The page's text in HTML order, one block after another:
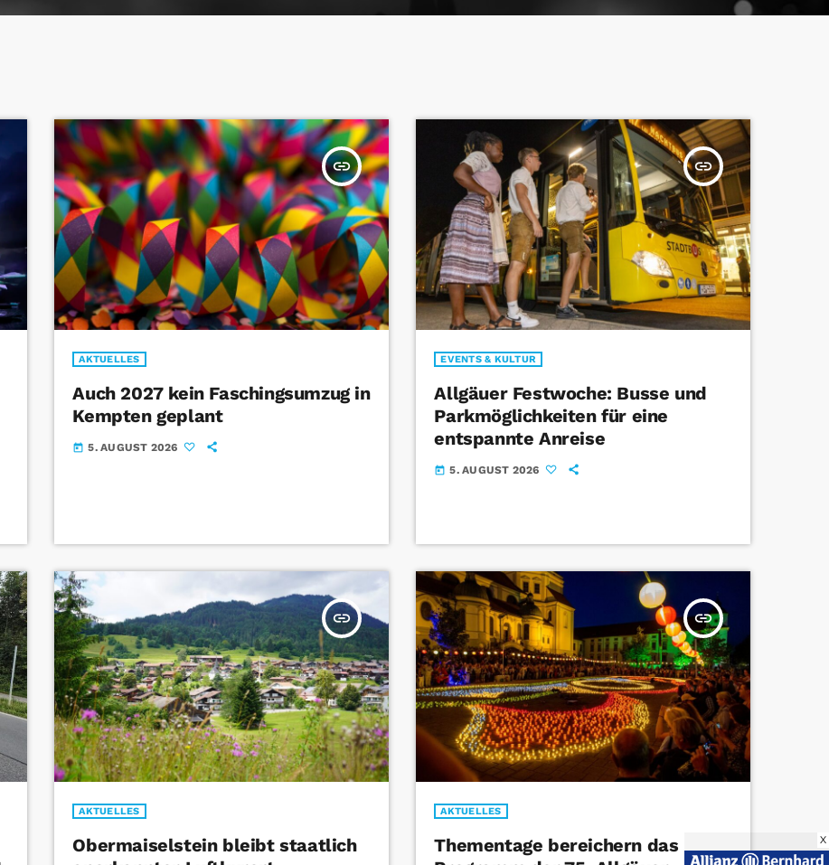
insert_link
AKTUELLES
Auch 2027 kein Faschingsumzug in
Kempten geplant
today 5. AUGUST 2026
insert_link
EVENTS & KULTUR
Allgäuer Festwoche: Busse und
Parkmöglichkeiten für eine
entspannte Anreise
today 5. AUGUST 2026
insert_link
AKTUELLES
Obermaiselstein bleibt staatlich
insert_link
AKTUELLES
Thementage bereichern das
X